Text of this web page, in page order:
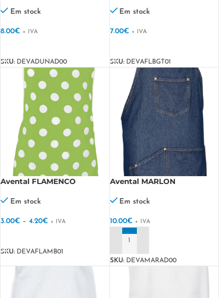
Em stock
8.00€ + IVA
SKU: DEVADUNAD00
Em stock
7.00€ + IVA
SKU: DEVAFLBGT01
Avental FLAMENCO
Em stock
3.00€ – 4.20€ + IVA
SKU: DEVAFLAMB01
Avental MARLON
Em stock
10.00€ + IVA
SKU: DEVAMARAD00